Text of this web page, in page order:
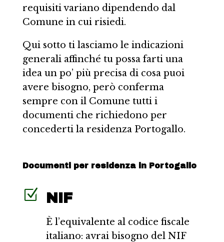
requisiti variano dipendendo dal
Comune in cui risiedi.
Qui sotto ti lasciamo le indicazioni
generali affinché tu possa farti una
idea un po’ più precisa di cosa puoi
avere bisogno, però conferma
sempre con il Comune tutti i
documenti che richiedono per
concederti la residenza Portogallo.
Documenti per residenza in Portogallo
Z NIF
È l’equivalente al codice fiscale
italiano: avrai bisogno del NIF